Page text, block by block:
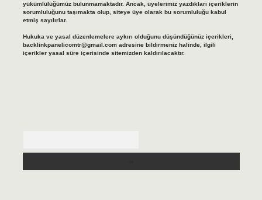
yükümlülüğümüz bulunmamaktadır. Ancak, üyelerimiz yazdıkları içeriklerin
sorumluluğunu taşımakta olup, siteye üye olarak bu sorumluluğu kabul
etmiş sayılırlar.
Hukuka ve yasal düzenlemelere aykırı olduğunu düşündüğünüz içerikleri,
backlinkpanelicomtr@gmail.comadresine bildirmeniz halinde, ilgili
içerikler yasal süre içerisinde sitemizden kaldırılacaktır.